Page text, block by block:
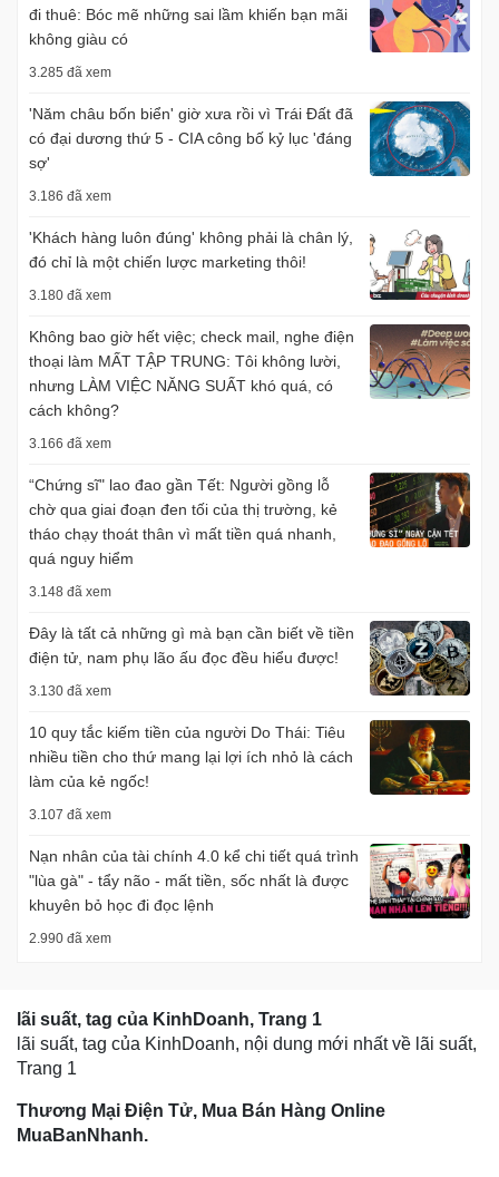
đi thuê: Bóc mẽ những sai lầm khiến bạn mãi
không giàu có
3.285 đã xem
'Năm châu bốn biển' giờ xưa rồi vì Trái Đất đã
có đại dương thứ 5 - CIA công bố kỷ lục 'đáng
sợ'
3.186 đã xem
'Khách hàng luôn đúng' không phải là chân lý,
đó chỉ là một chiến lược marketing thôi!
3.180 đã xem
Không bao giờ hết việc; check mail, nghe điện
thoại làm MẤT TẬP TRUNG: Tôi không lười,
nhưng LÀM VIỆC NĂNG SUẤT khó quá, có
cách không?
3.166 đã xem
“Chứng sĩ" lao đao gần Tết: Người gồng lỗ
chờ qua giai đoạn đen tối của thị trường, kẻ
tháo chạy thoát thân vì mất tiền quá nhanh,
quá nguy hiểm
3.148 đã xem
Đây là tất cả những gì mà bạn cần biết về tiền
điện tử, nam phụ lão ấu đọc đều hiểu được!
3.130 đã xem
10 quy tắc kiếm tiền của người Do Thái: Tiêu
nhiều tiền cho thứ mang lại lợi ích nhỏ là cách
làm của kẻ ngốc!
3.107 đã xem
Nạn nhân của tài chính 4.0 kể chi tiết quá trình
"lùa gà" - tẩy não - mất tiền, sốc nhất là được
khuyên bỏ học đi đọc lệnh
2.990 đã xem
lãi suất, tag của KinhDoanh, Trang 1
lãi suất, tag của KinhDoanh, nội dung mới nhất về lãi suất,
Trang 1
Thương Mại Điện Tử, Mua Bán Hàng Online
MuaBanNhanh.